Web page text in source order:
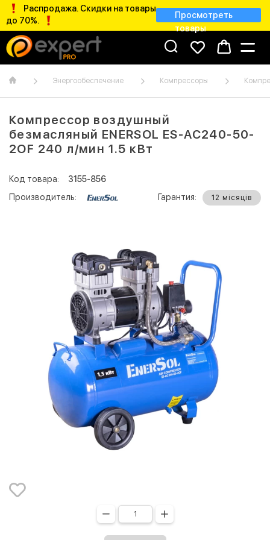
Распродажа. Скидки на товары
до 70%.
Просмотреть
товары
Энергообеспечение Компрессоры
Компрессор воздушный
безмасляный ENERSOL ES-AC240-50-
2OF 240 л/мин 1.5 кВт
Код товара:
3155-856
Производитель:
Гарантия: 12 місяців